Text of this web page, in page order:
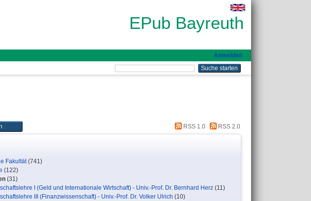
EPub Bayreuth
Anmelden
RSS 1.0 RSS 2.0
Fakultät(741)
(122)
(31)
I (Geld und Internationale Wirtschaft) - Univ.-Prof. Dr. Bernhard Herz (11)
III (Finanzwissenschaft) - Univ.-Prof. Dr. Volker Ulrich (10)